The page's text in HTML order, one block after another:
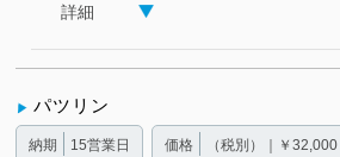
詳細
パツリン
納期 15営業日 価格 （税別）｜￥32,000